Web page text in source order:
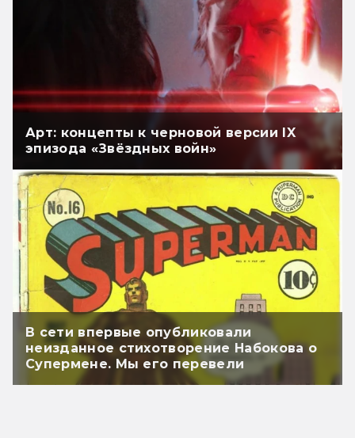
Арт: концепты к черновой версии IX
эпизода «Звёздных войн»
В сети впервые опубликовали
неизданное стихотворение Набокова о
Супермене. Мы его перевели